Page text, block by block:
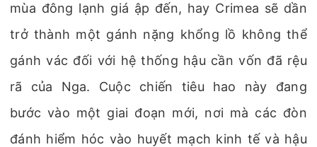
mùa đông lạnh giá ập đến, hay Crimea sẽ dần
trở thành một gánh nặng khổng lồ không thể
gánh vác đối với hệ thống hậu cần vốn đã rệu
rã của Nga. Cuộc chiến tiêu hao này đang
bước vào một giai đoạn mới, nơi mà các đòn
đánh hiểm hóc vào huyết mạch kinh tế và hậu